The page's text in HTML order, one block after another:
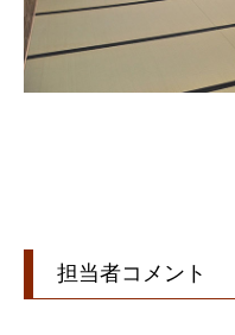
担当者コメント